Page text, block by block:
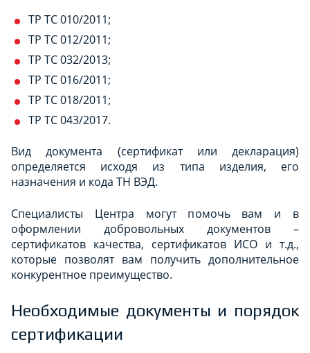
ТР ТС 010/2011;
ТР ТС 012/2011;
ТР ТС 032/2013;
ТР ТС 016/2011;
ТР ТС 018/2011;
ТР ТС 043/2017.
Вид документа (сертификат или декларация)
определяется исходя из типа изделия, его
назначения и кода ТН ВЭД.
Специалисты Центра могут помочь вам и в
оформлении добровольных документов –
сертификатов качества, сертификатов ИСО и т.д.,
которые позволят вам получить дополнительное
конкурентное преимущество.
Необходимые документы и порядок
сертификации